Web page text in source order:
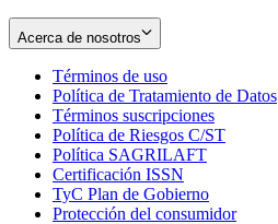
Acerca de nosotros
Términos de uso
in
new
window
Política de Tratamiento de Datos
Términos suscripciones
in
Política de Riesgos C/ST
Política SAGRILAFT
new
window
Certificación ISSN
in
new
TyC Plan de Gobierno
in
Protección del consumidorOpens